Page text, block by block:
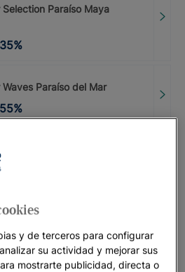
Paraíso Maya
35%
Paraíso del Mar
55%
Cozumel
50%
y de terceros para configurar
su actividad y mejorar sus
mostrarte publicidad, directa o